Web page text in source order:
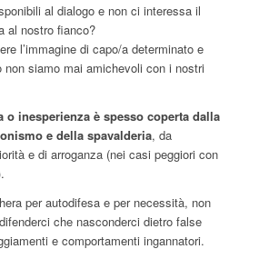
al dialogo e non ci interessa il
al nostro fianco?
l’immagine di capo/a determinato e
non siamo mai amichevoli con i nostri
o inesperienza è spesso coperta dalla
e della spavalderia, da
e di arroganza (nei casi peggiori con
per autodifesa e per necessità, non
che nasconderci dietro false
e comportamenti ingannatori.